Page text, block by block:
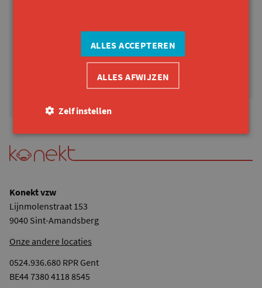
onderstaande knoppen
AUDIOVERSIE IN JE BRIEVENBUS
Konekt vzw
Lijnmolenstraat 153
9040 Sint-Amandsberg
Onze andere locaties
0524.936.680 RPR Gent
BE44 7380 4118 8545
ALLES ACCEPTEREN
ALLES AFWIJZEN
Zelf instellen